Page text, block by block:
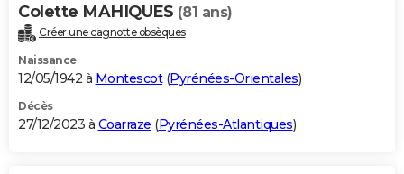
Colette MAHIQUES (81 ans)
Créer une cagnotte obsèques
Naissance
12/05/1942 à Montescot(Pyrénées-Orientales)
Décès
27/12/2023 à Coarraze (Pyrénées-Atlantiques)